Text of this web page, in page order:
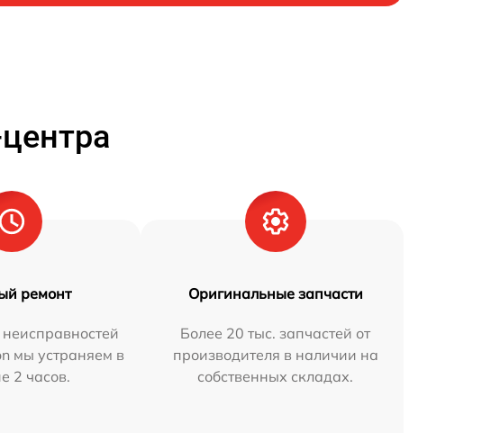
ремонт
мы устраняем в
2 часов.
Оригинальные запчасти
Более 20 тыс. запчастей от
производителя в наличии на
собственных складах.